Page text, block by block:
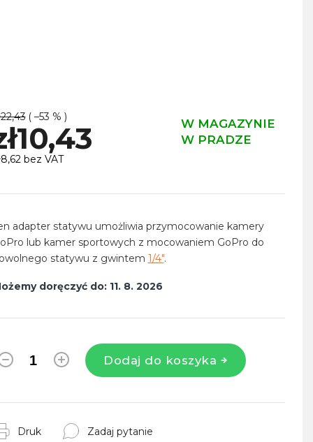
( –53 % )
W MAGAZYNIE
W PRADZE
bez VAT
doręczyć do: 11. 8. 2026
Dodaj do koszyka
adapter statywu umożliwia przymocowanie kamery
lub kamer sportowych z mocowaniem GoPro do
statywu z gwintem 1/4".
Druk Zadaj pytanie